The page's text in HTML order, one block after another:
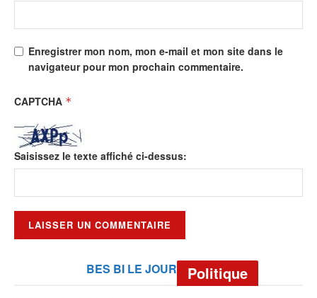
Enregistrer mon nom, mon e-mail et mon site dans le
navigateur pour mon prochain commentaire.
CAPTCHA *
Saisissez le texte affiché ci-dessus:
BES BI LE JOUR Politique